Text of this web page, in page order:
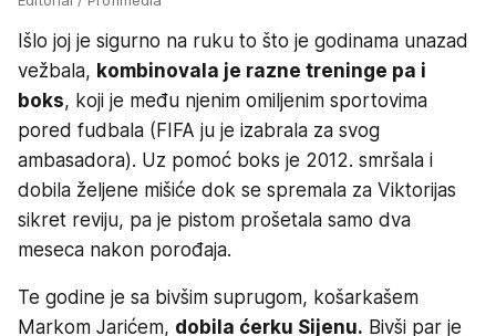
Išlo joj je sigurno na ruku to što je godinama unazad
vežbala, kombinovala je razne treninge pa i
boks, koji je među njenim omiljenim sportovima
pored fudbala (FIFA ju je izabrala za svog
ambasadora). Uz pomoć boks je 2012. smršala i
dobila željene mišiće dok se spremala za Viktorijas
sikret reviju, pa je pistom prošetala samo dva
meseca nakon porođaja.
Te godine je sa bivšim suprugom, košarkašem
Markom Jarićem, dobila ćerku Sijenu. Bivši par je